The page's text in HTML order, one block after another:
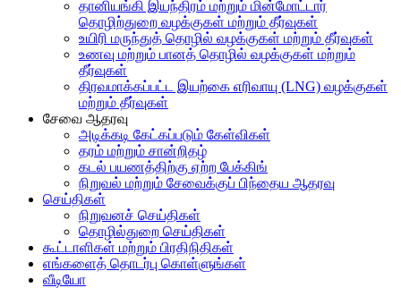
தானியங்கி இயந்திரம் மற்றும் மின்மோட்டார்
தொழிற்துறை வழக்குகள் மற்றும் தீர்வுகள்
உயிரி மருந்துத் தொழில் வழக்குகள் மற்றும் தீர்வுகள்
உணவு மற்றும் பானத் தொழில் வழக்குகள் மற்றும்
தீர்வுகள்
திரவமாக்கப்பட்ட இயற்கை எரிவாயு (LNG) வழக்குகள்
மற்றும் தீர்வுகள்
சேவை ஆதரவு
அடிக்கடி கேட்கப்படும் கேள்விகள்
தரம் மற்றும் சான்றிதழ்
கடல் பயணத்திற்கு ஏற்ற பேக்கிங்
நிறுவல் மற்றும் சேவைக்குப் பிந்தைய ஆதரவு
செய்திகள்
நிறுவனச் செய்திகள்
தொழில்துறை செய்திகள்
கூட்டாளிகள் மற்றும் பிரதிநிதிகள்
எங்களைத் தொடர்பு கொள்ளுங்கள்
வீடியோ